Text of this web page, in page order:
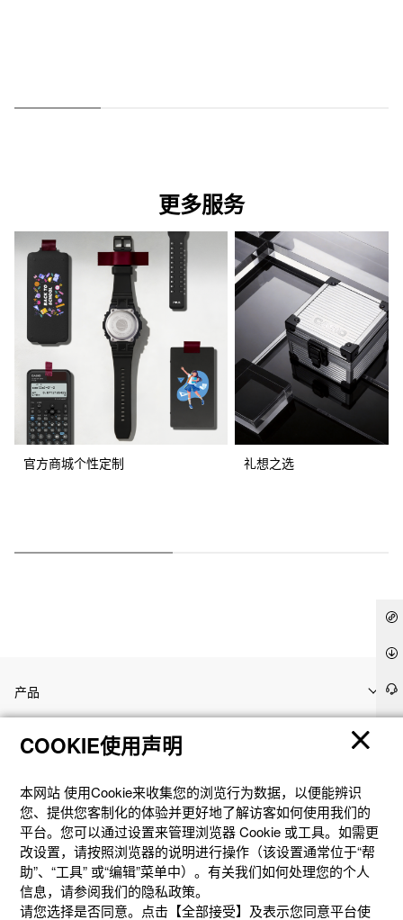
更多服务
官方商城个性定制 礼想之选
产品
客户支持
资讯
社交媒体
COOKIE使用声明
本网站 使⽤Cookie来收集您的浏览⾏为数据，以便能辨识
您、提供您客制化的体验并更好地了解访客如何使⽤我们的
平台。您可以通过设置来管理浏览器 Cookie 或⼯具。如需更
改设置，请按照浏览器的说明进⾏操作（该设置通常位于“帮
助”、“⼯具” 或“编辑”菜单中）。有关我们如何处理您的个⼈
信息，请参阅我们的隐私政策。
请您选择是否同意。点击【全部接受】及表示您同意平台使